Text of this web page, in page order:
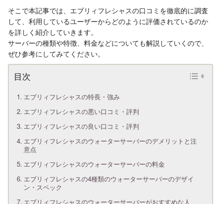
そこで本記事では、エブリィフレシャスの口コミを徹底的に調査
して、利用しているユーザーからどのように評価されているのか
を詳しく紹介していきます。
サーバーの種類や特徴、料金などについても解説していくので、
ぜひ参考にしてみてください。
エブリィフレシャスの特長・強み
エブリィフレシャスの悪い口コミ・評判
エブリィフレシャスの良い口コミ・評判
エブリィフレシャスのウォーターサーバーのデメリットと注
意点
エブリィフレシャスのウォーターサーバーの料金
エブリィフレシャスの4種類のウォーターサーバーのデザイ
ン・スペック
エブリィフレシャスのウォーターサーバーがおすすめな人